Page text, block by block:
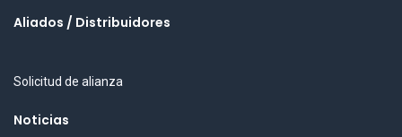
Aliados / Distribuidores
Solicitud de alianza
Noticias